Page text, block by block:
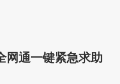
网通一键紧急求助